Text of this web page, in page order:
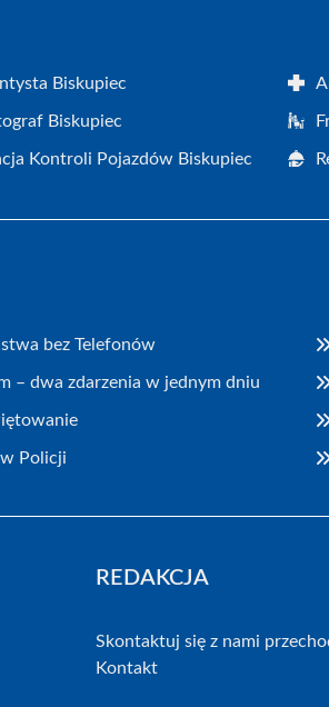
Biskupiec
Biskupiec
Kontroli Pojazdów Biskupiec
bez Telefonów
– dwa zdarzenia w jednym dniu
Policji
REDAKCJA
Skontaktuj się z nami
Kontakt